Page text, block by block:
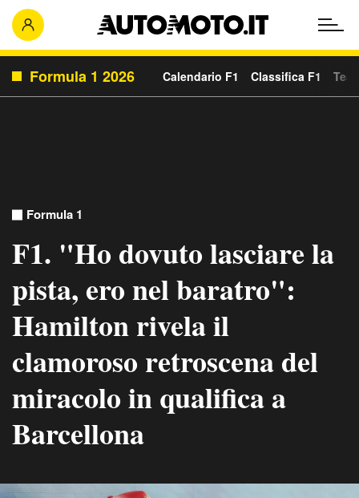
Formula 1 2026 Calendario F1 Classifica F1
Formula 1
F1. "Ho dovuto lasciare la
pista, ero nel baratro":
Hamilton rivela il
clamoroso retroscena del
miracolo in qualifica a
Barcellona